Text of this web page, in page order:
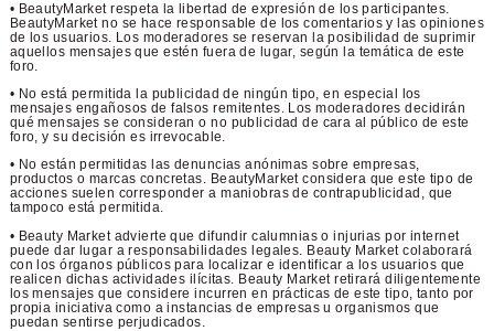
• BeautyMarket respeta la libertad de expresión de los participantes.
BeautyMarket no se hace responsable de los comentarios y las opiniones
de los usuarios. Los moderadores se reservan la posibilidad de suprimir
aquellos mensajes que estén fuera de lugar, según la temática de este
foro.
• No está permitida la publicidad de ningún tipo, en especial los
mensajes engañosos de falsos remitentes. Los moderadores decidirán
qué mensajes se consideran o no publicidad de cara al público de este
foro, y su decisión es irrevocable.
• No están permitidas las denuncias anónimas sobre empresas,
productos o marcas concretas. BeautyMarket considera que este tipo de
acciones suelen corresponder a maniobras de contrapublicidad, que
tampoco está permitida.
• Beauty Market advierte que difundir calumnias o injurias por internet
puede dar lugar a responsabilidades legales. Beauty Market colaborará
con los órganos públicos para localizar e identificar a los usuarios que
realicen dichas actividades ilícitas. Beauty Market retirará diligentemente
los mensajes que considere incurren en prácticas de este tipo, tanto por
propia iniciativa como a instancias de empresas u organismos que
puedan sentirse perjudicados.